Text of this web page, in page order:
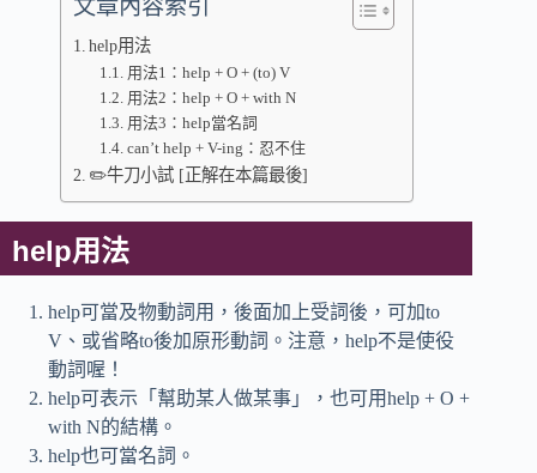
文章內容索引
help用法
用法1：help + O + (to) V
用法2：help + O + with N
用法3：help當名詞
can’t help + V-ing：忍不住
✏️牛刀小試 [正解在本篇最後]
help用法
help可當及物動詞用，後面加上受詞後，可加to
V、或省略to後加原形動詞。注意，help不是使役
動詞喔！
help可表示「幫助某人做某事」，也可用help + O +
with N的結構。
help也可當名詞。